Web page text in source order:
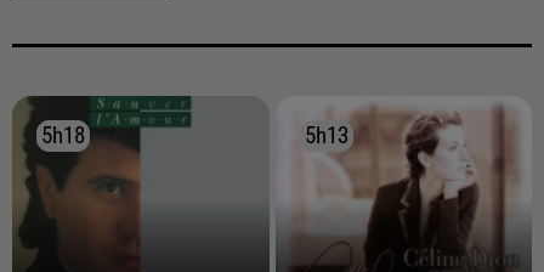
5h18
5h18 5h13
5h13